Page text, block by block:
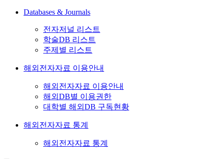
Databases & Journals
전자저널 리스트
학술DB 리스트
주제별 리스트
해외전자자료 이용안내
해외전자자료 이용안내
해외DB별 이용권한
대학별 해외DB 구독현황
해외전자자료 통계
해외전자자료 통계